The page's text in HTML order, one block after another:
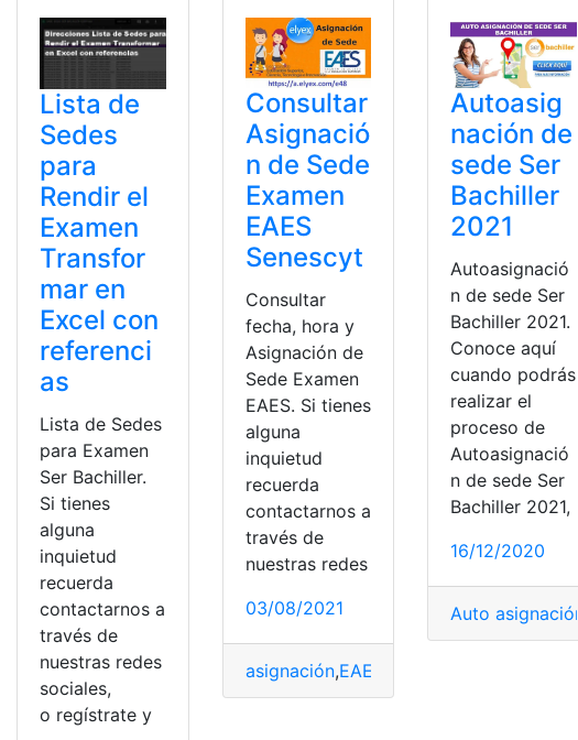
Lista de
Sedes
para
Rendir el
Examen
Transfor
mar en
Excel con
referenci
as
Lista de Sedes
para Examen
Ser Bachiller.
Si tienes
alguna
inquietud
recuerda
contactarnos a
través de
nuestras redes
sociales,
o regístrate y
Consultar
Asignació
n de Sede
Examen
EAES
Senescyt
Consultar
fecha, hora y
Asignación de
Sede Examen
EAES. Si tienes
alguna
inquietud
recuerda
contactarnos a
través de
nuestras redes
03/08/2021
asignación,EAES
Autoasig
nación de
sede Ser
Bachiller
2021
Autoasignació
n de sede Ser
Bachiller 2021.
Conoce aquí
cuando podrás
realizar el
proceso de
Autoasignació
n de sede Ser
Bachiller 2021,
16/12/2020
Auto asignación